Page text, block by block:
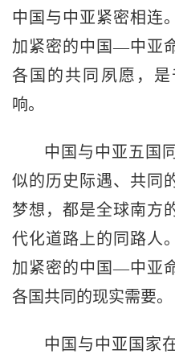
中国与中亚紧密相连
加紧密的中国—中亚
各国的共同夙愿，
响。
中国与中亚五国
似的历史际遇、共同
梦想，都是全球南方
代化道路上的同路人
加紧密的中国—中亚
各国共同的现实需要。
中国与中亚国家